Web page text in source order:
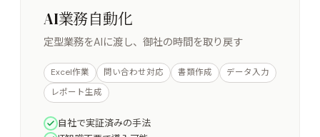
AI業務自動化
定型業務をAIに渡し、御社の時間を取り戻す
Excel作業 問い合わせ対応 書類作成
データ入力
レポート生成
自社で実証済みの手法